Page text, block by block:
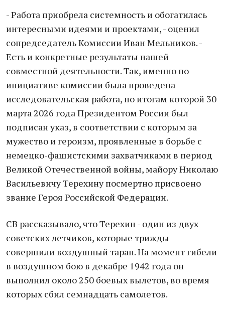
- Работа приобрела системность и обогатилась
интересными идеями и проектами, - оценил
сопредседатель Комиссии Иван Мельников. -
Есть и конкретные результаты нашей
совместной деятельности. Так, именно по
инициативе комиссии была проведена
исследовательская работа, по итогам которой 30
марта 2026 года Президентом России был
подписан указ, в соответствии с которым за
мужество и героизм, проявленные в борьбе с
немецко-фашистскими захватчиками в период
Великой Отечественной войны, майору Николаю
Васильевичу Терехину посмертно присвоено
звание Героя Российской Федерации.
СВ рассказывало, что Терехин - один из двух
советских летчиков, которые трижды
совершили воздушный таран. На момент гибели
в воздушном бою в декабре 1942 года он
выполнил около 250 боевых вылетов, во время
которых сбил семнадцать самолетов.